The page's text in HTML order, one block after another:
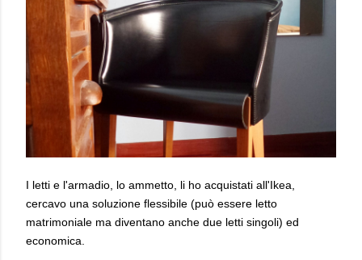
I letti e l'armadio, lo ammetto, li ho acquistati all'Ikea,
cercavo una soluzione flessibile (può essere letto
matrimoniale ma diventano anche due letti singoli) ed
economica.